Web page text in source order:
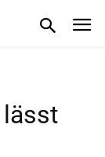
lässt